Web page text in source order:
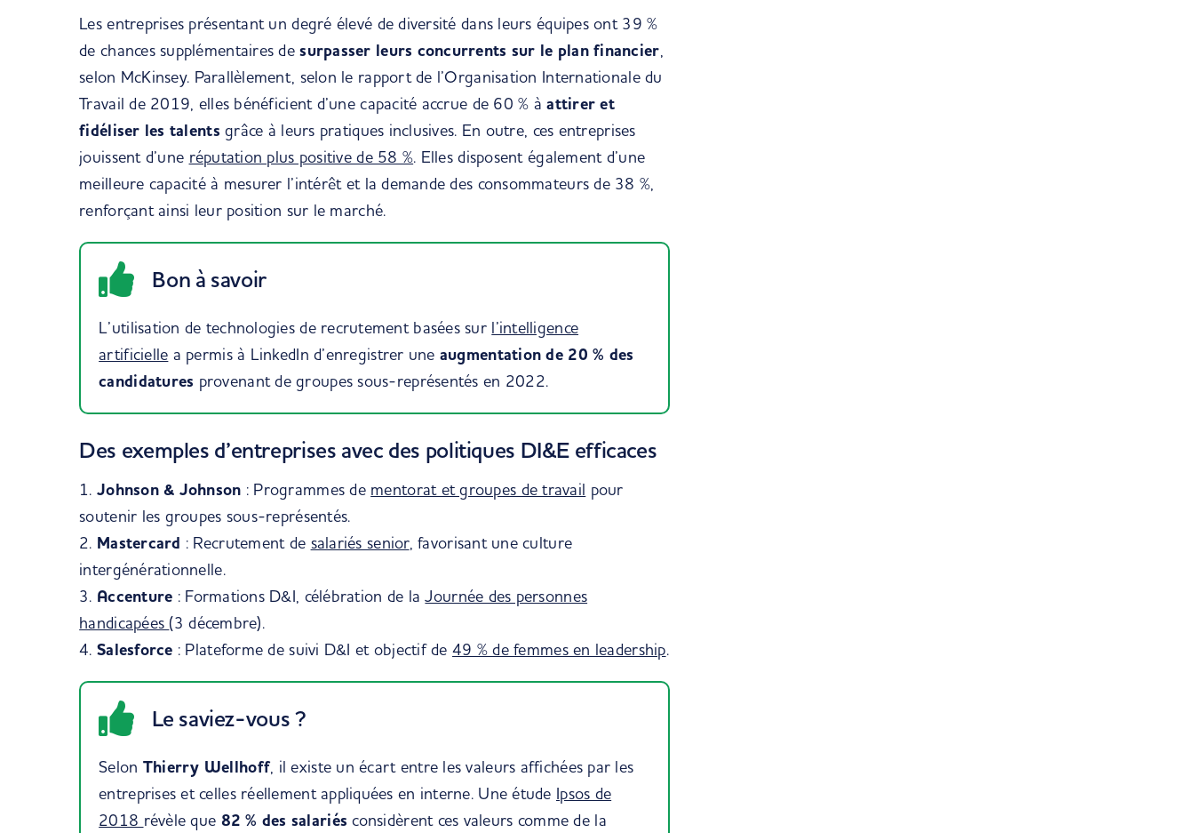
Les entreprises présentant un degré élevé de diversité dans leurs équipes ont 39 %
de chances supplémentaires desurpasser leurs concurrents sur le plan financier,
selon McKinsey. Parallèlement, selon le rapport de l’Organisation Internationale du
Travail de 2019, elles bénéficient d’une capacité accrue de 60 % àattirer et
fidéliser les talentsgrâce à leurs pratiques inclusives. En outre, ces entreprises
jouissent d’une réputation plus positive de 58 %. Elles disposent également d’une
meilleure capacité à mesurer l’intérêt et la demande des consommateurs de 38 %,
renforçant ainsi leur position sur le marché.
Bon à savoir
L’utilisation de technologies de recrutement basées sur l’intelligence
artificielle a permis à LinkedIn d’enregistrer une augmentation de 20 % des
candidatures provenant de groupes sous-représentés en 2022.
Des exemples d’entreprises avec des politiques DI&E efficaces
1. Johnson & Johnson : Programmes de mentorat et groupes de travail pour
soutenir les groupes sous-représentés.
2. Mastercard : Recrutement de salariés senior, favorisant une culture
intergénérationnelle.
3. Accenture : Formations D&I, célébration de laJournée des personnes
handicapées (3 décembre).
4. Salesforce : Plateforme de suivi D&I et objectif de49 % de femmes en leadership.
Le saviez-vous ?
Selon Thierry Wellhoff, il existe un écart entre les valeurs affichées par les
entreprises et celles réellement appliquées en interne. Une étude Ipsos de
2018 révèle que 82 % des salariés considèrent ces valeurs comme de la